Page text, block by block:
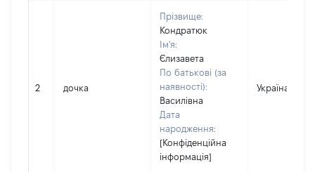
2 дочка
Прізвище:
Кондратюк
Ім'я:
Єлизавета
По батькові (за
наявності):
Василівна
Дата
народження:
[Конфіденційна
інформація]
Україна